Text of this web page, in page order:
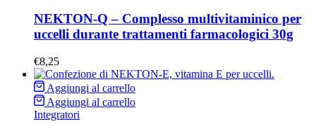
NEKTON-Q – Complesso multivitaminico per
uccelli durante trattamenti farmacologici 30g
€8,25
Aggiungi al carrello
Aggiungi al carrello
Integratori